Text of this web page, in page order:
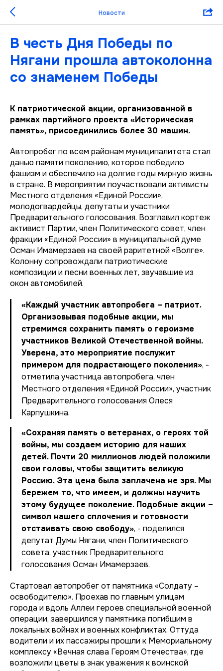
Новости
В честь Дня Победы по
Нягани прошла автоколонна
со знаменем Победы
К патриотической акции, организованной в
рамках партийного проекта «Историческая
память», присоединились более 30 машин.
Автопробег по всем районам муниципалитета стал
данью памяти поколению, которое победило
фашизм и обеспечило на долгие годы мирную жизнь
в стране. В мероприятии поучаствовали активисты
Местного отделения «Единой России»,
молодогвардейцы, депутаты и участники
Предварительного голосования. Возглавил кортеж
активист Партии, член Политического совет, член
фракции «Единой России» в муниципальной думе
Осман Имамерзаев на своей раритетной «Волге».
Колонну сопровождали патриотические
композиции и песни военных лет, звучавшие из
окон автомобилей.
«Каждый участник автопробега – патриот.
Организовывая подобные акции, мы
стремимся сохранить память о героизме
участников Великой Отечественной войны.
Уверена, это мероприятие послужит
примером для подрастающего поколения», -
отметила участница автопробега, член
Местного отделения «Единой России», участник
Предварительного голосования Олеся
Карпушкина.
«Сохраняя память о ветеранах, о героях той
войны, мы создаем историю для наших
детей. Почти 20 миллионов людей положили
свои головы, чтобы защитить великую
Россию. Эта цена была заплачена не зря. Мы
бережем то, что имеем, и должны научить
этому будущее поколение. Подобные акции –
символ нашего сплочения и готовности
отстаивать свою свободу», - поделился
депутат Думы Нягани, член Политического
совета, участник Предварительного
голосования Осман Имамерзаев.
Стартовал автопробег от памятника «Солдату –
освободителю». Проехав по главным улицам
города и вдоль Аллеи героев специальной военной
операции, завершился у памятника погибшим в
локальных войнах и военных конфликтах. Оттуда
водители и их пассажиры прошли к Мемориальному
комплексу «Вечная слава Героям Отечества», где
возложили цветы в знак уважения к воинской